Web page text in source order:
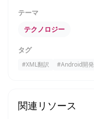
テーマ
テクノロジー
タグ
#XML翻訳 #Android開発
関連リソース